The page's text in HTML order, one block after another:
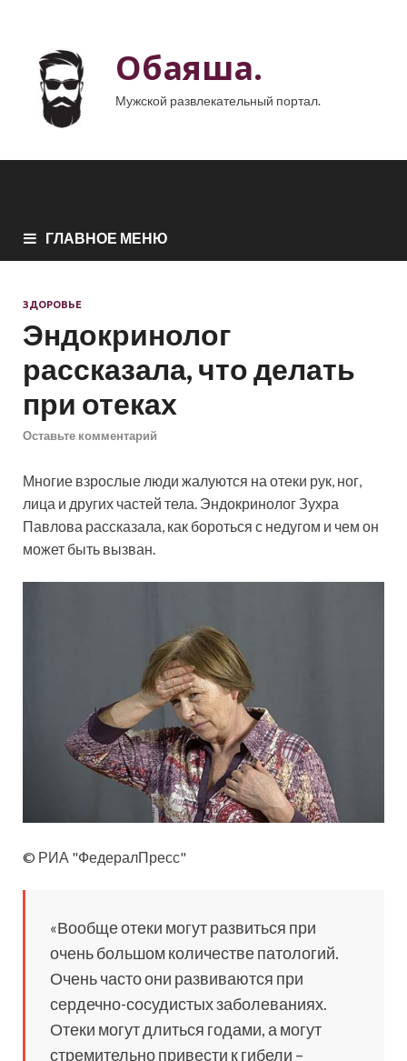
Обаяша.
Мужской развлекательный портал.
ГЛАВНОЕ МЕНЮ
ЗДОРОВЬЕ
Эндокринолог
рассказала, что делать
при отеках
Оставьте комментарий
Многие взрослые люди жалуются на отеки рук, ног,
лица и других частей тела. Эндокринолог Зухра
Павлова рассказала, как бороться с недугом и чем он
может быть вызван.
© РИА "ФедералПресс"
«Вообще отеки могут развиться при
очень большом количестве патологий.
Очень часто они развиваются при
сердечно-сосудистых заболеваниях.
Отеки могут длиться годами, а могут
стремительно привести к гибели –